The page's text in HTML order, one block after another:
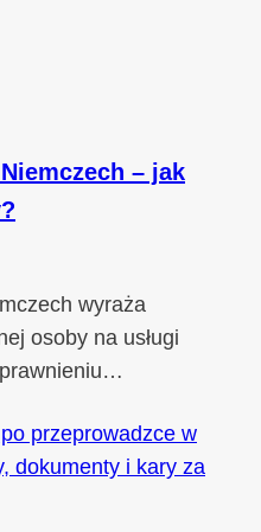
– jak
wyraża
osoby na usługi